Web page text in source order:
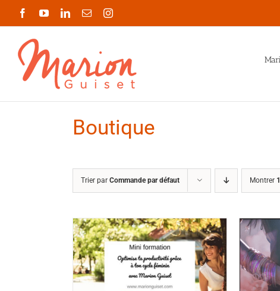
Passer
FacebookYouTubeLinkedIn
EmailInstagram
Boutique
Trier par Commande par défaut Montrer